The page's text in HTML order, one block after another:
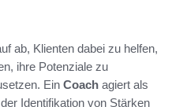
ab, Klienten dabei zu helfen,
ihre Potenziale zu
Ein Coach agiert als
Identifikation von Stärken